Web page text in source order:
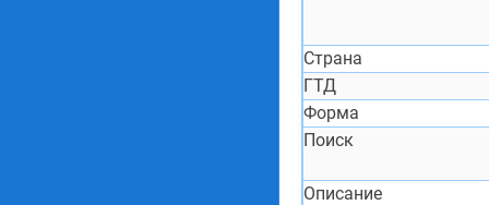
Страна
ГТД
Форма
Поиск
Описание